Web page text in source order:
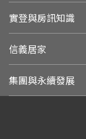
實登與房訊知識
信義居家
集團與永續發展